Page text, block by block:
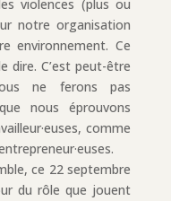
violences (plus ou
notre organisation
environnement. Ce
dire. C’est peut-être
ne ferons pas
nous éprouvons
comme
ce 22 septembre
du rôle que jouent